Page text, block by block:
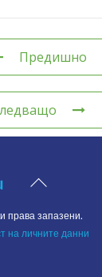
Предишно
Back
Top
права запазени.
на личните данни